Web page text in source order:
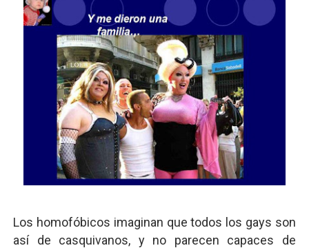
Los homofóbicos imaginan que todos los gays son
así de casquivanos, y no parecen capaces de